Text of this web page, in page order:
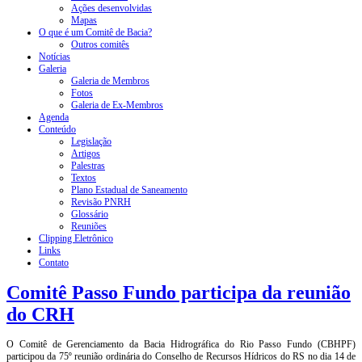
Ações desenvolvidas
Mapas
O que é um Comitê de Bacia?
Outros comitês
Notícias
Galeria
Galeria de Membros
Fotos
Galeria de Ex-Membros
Agenda
Conteúdo
Legislação
Artigos
Palestras
Textos
Plano Estadual de Saneamento
Revisão PNRH
Glossário
Reuniões
Clipping Eletrônico
Links
Contato
Comitê Passo Fundo participa da reunião
do CRH
O Comitê de Gerenciamento da Bacia Hidrográfica do Rio Passo Fundo (CBHPF)
participou da 75º reunião ordinária do Conselho de Recursos Hídricos do RS no dia 14 de